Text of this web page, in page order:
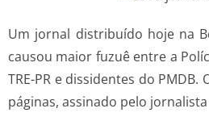
Um jornal distribuído hoje na
causou maior fuzuê entre a
TRE-PR e dissidentes do PMDB.
páginas, assinado pelo